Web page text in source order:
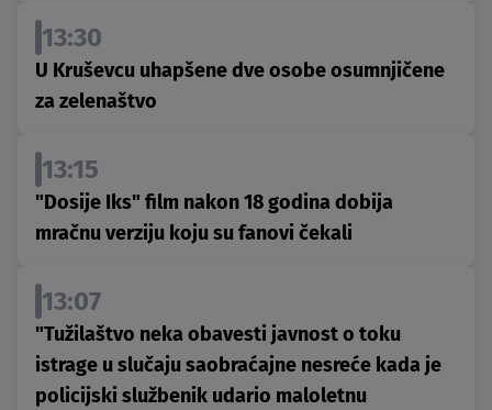
13:30
U Kruševcu uhapšene dve osobe osumnjičene
za zelenaštvo
13:15
"Dosije Iks" film nakon 18 godina dobija
mračnu verziju koju su fanovi čekali
13:07
"Tužilaštvo neka obavesti javnost o toku
istrage u slučaju saobraćajne nesreće kada je
policijski službenik udario maloletnu